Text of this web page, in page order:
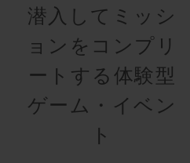
潜入してミッシ
ョンをコンプリ
ートする体験型
ゲーム・イベン
ト